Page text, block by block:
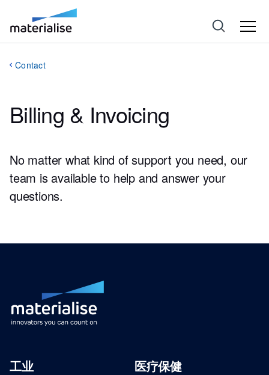
Contact
Billing & Invoicing
No matter what kind of support you need, our
team is available to help and answer your
questions.
工业 医疗保健